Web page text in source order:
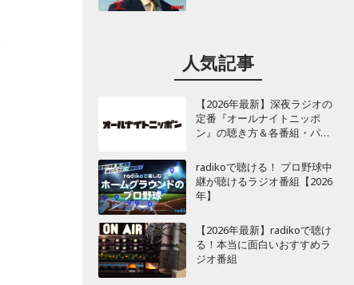
人気記事
【2026年最新】深夜ラジオの
定番『オールナイトニッポ
ン』の聴き方＆各番組・パー
radikoで聴ける！ プロ野球中
継が聴けるラジオ番組【2026
年】
【2026年最新】radikoで聴け
る！本当に面白いおすすめラ
ジオ番組